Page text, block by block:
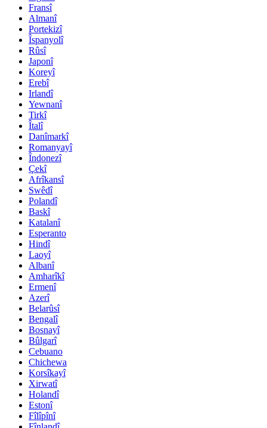
Fransî
Almanî
Portekizî
Îspanyolî
Rûsî
Japonî
Koreyî
Erebî
Irlandî
Yewnanî
Tirkî
Îtalî
Danîmarkî
Romanyayî
Îndonezî
Çekî
Afrîkansî
Swêdî
Polandî
Baskî
Katalanî
Esperanto
Hindî
Laoyî
Albanî
Amharîkî
Ermenî
Azerî
Belarûsî
Bengalî
Bosnayî
Bûlgarî
Cebuano
Chichewa
Korsîkayî
Xirwatî
Holandî
Estonî
Fîlîpînî